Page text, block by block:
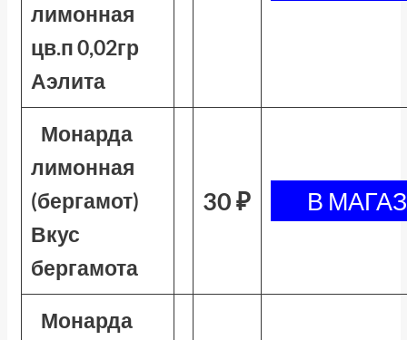
лимонная
цв.п 0,02гр
Аэлита
Монарда
лимонная
(бергамот)
Вкус
бергамота
30 ₽
Монарда